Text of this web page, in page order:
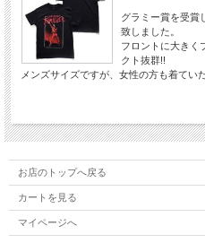
グラミー賞を受賞
致しました。
フロントに大きく
クト抜群!!
メンズサイズですが、女性の方も着てい
お店のトップへ戻る
カートを見る
マイページへ